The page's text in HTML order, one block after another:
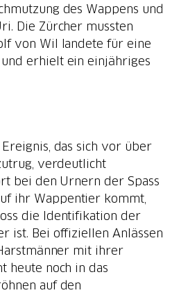
des Wappens und
Die Zürcher mussten
von Wil landete für eine
und erhielt ein einjähriges
das sich vor über
verdeutlicht
bei den Urnern der Spass
ihr Wappentier kommt,
die Identifikation der
ist. Bei offiziellen Anlässen
mit ihrer
heute noch in das
auf den